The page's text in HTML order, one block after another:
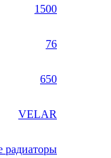
1500
76
650
VELAR
радиаторы